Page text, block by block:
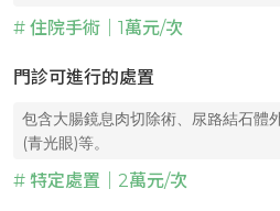
# 住院手術｜1萬元/次
門診可進行的處置
包含大腸鏡息肉切除術、尿路結石體
(青光眼)等。
# 特定處置｜2萬元/次